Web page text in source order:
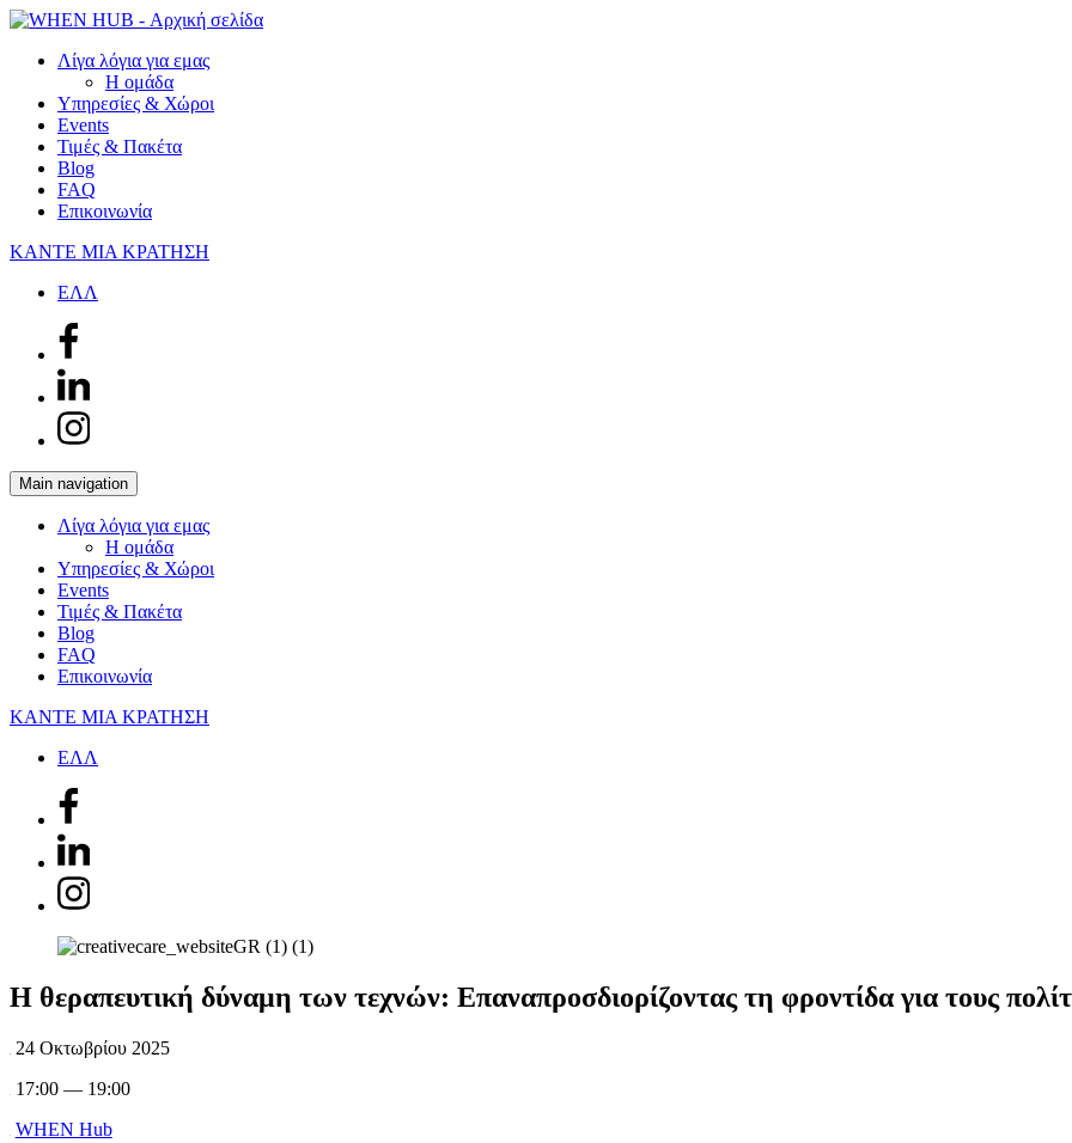
Λίγα λόγια για εμας
Η ομάδα
Υπηρεσίες & Χώροι
Events
Τιμές & Πακέτα
Blog
FAQ
Επικοινωνία
ΚΑΝΤΕ ΜΙΑ ΚΡΑΤΗΣΗ
ΕΛΛ
Main navigation
Λίγα λόγια για εμας
Η ομάδα
Υπηρεσίες & Χώροι
Events
Τιμές & Πακέτα
Blog
FAQ
Επικοινωνία
ΚΑΝΤΕ ΜΙΑ ΚΡΑΤΗΣΗ
ΕΛΛ
Η θεραπευτική δύναμη των τεχνών: Επαναπροσδιορίζοντας τη φροντίδα για τους
24 Οκτωβρίου 2025
17:00 — 19:00
WHEN Hub